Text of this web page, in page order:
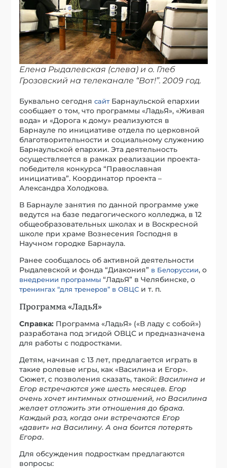
Елена Рыдалевская (слева) и о. Глеб
Грозовский на телеканале “Вот!”. 2009 год.
Буквально сегоднясайтБарнаульской епархии
сообщает о том, что программы «ЛадьЯ», «Живая
вода» и «Дорога к дому» реализуются в
Барнауле по инициативе отдела по церковной
благотворительности и социальному служению
Барнаульской епархии. Эта деятельность
осуществляется в рамках реализации проекта-
победителя конкурса “Православная
инициатива”. Координатор проекта –
Александра Холодкова.
В Барнауле занятия по данной программе уже
ведутся на базе педагогического колледжа, в 12
общеобразовательных школах и в Воскресной
школе при храме Вознесения Господня в
Научном городке Барнаула.
Ранее сообщалось об активной деятельности
Рыдалевской и фонда “Диакония” в Белоруссии, о
внедрении программы “ЛадьЯ” в Челябинске, о
тренингах “для тренеров” в ОВЦС и т. п.
Программа «ЛадьЯ»
Справка: Программа «ЛадьЯ» («В ладу с собой»)
разработана под эгидой ОВЦС и предназначена
для работы с подростками.
Детям, начиная с 13 лет, предлагается играть в
такие ролевые игры, как «Василина и Егор».
Сюжет, с позволения сказать, такой:Василина и
Егор встречаются уже шесть месяцев. Егор
очень хочет интимных отношений, но Василина
желает отложить эти отношения до брака.
Каждый раз, когда они встречаются Егор
«давит» на Василину. А она боится потерять
Егора.
Для обсуждения подросткам предлагаются
вопросы: